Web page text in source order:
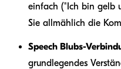
einfach ("Ich bin gelb
Sie allmählich die
Speech Blubs-
grundlegendes